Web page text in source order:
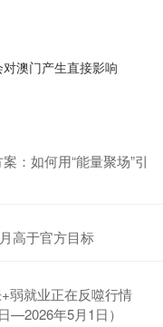
澳门产生直接影响
：如何用“能量聚场”引
高于官方目标
弱就业正在反噬行情
—2026年5月1日）